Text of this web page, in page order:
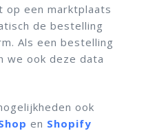
een marktplaats
de bestelling
Als een bestelling
we ook deze data
ook
en Shopify